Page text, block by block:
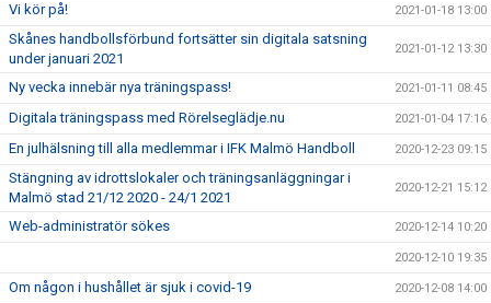
Vi kör på! 2021-01-18 13:00
Skånes handbollsförbund fortsätter sin digitala satsning
under januari 2021
2021-01-12 13:30
Ny vecka innebär nya träningspass! 2021-01-11 08:45
Digitala träningspass med Rörelseglädje.nu 2021-01-04 17:16
En julhälsning till alla medlemmar i IFK Malmö Handboll 2020-12-23 09:15
Stängning av idrottslokaler och träningsanläggningar i
Malmö stad 21/12 2020 - 24/1 2021
2020-12-21 15:12
Web-administratör sökes 2020-12-14 10:20
2020-12-10 19:35
Om någon i hushållet är sjuk i covid-19 2020-12-08 14:00